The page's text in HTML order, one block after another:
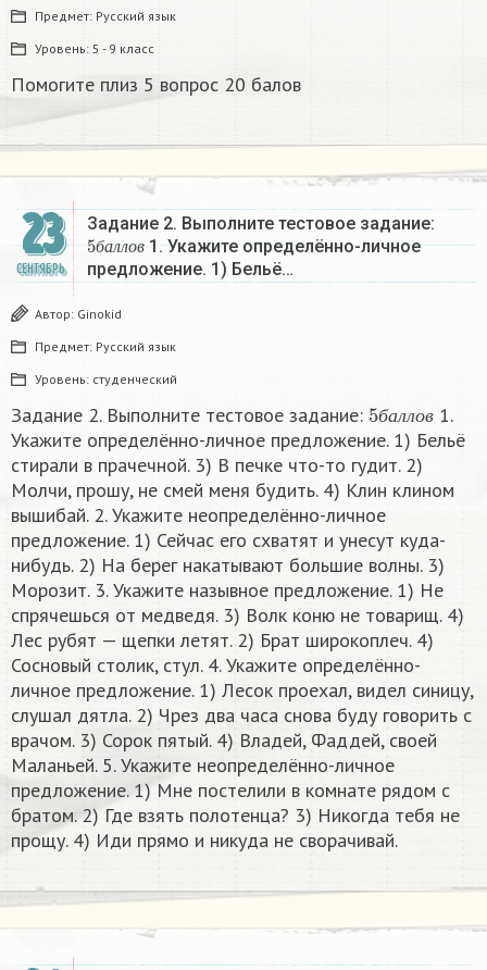
Предмет: Русский язык
Уровень: 5 - 9 класс
Помогите плиз 5 вопрос 20 балов
23
СЕНТЯБРЬ
Задание 2. Выполните тестовое задание:
баллов
5 баллов
1. Укажите определённо-личное
предложение. 1) Бельё…
Автор: Ginokid
Предмет: Русский язык
Уровень: студенческий
Задание 2. Выполните тестовое задание: балл ов
5
1.
Укажите определённо-личное предложение. 1) Бельё
стирали в прачечной. 3) В печке что-то гудит. 2)
Молчи, прошу, не смей меня будить. 4) Клин клином
вышибай. 2. Укажите неопределённо-личное
предложение. 1) Сейчас его схватят и унесут куда-
нибудь. 2) На берег накатывают большие волны. 3)
Морозит. 3. Укажите назывное предложение. 1) Не
спрячешься от медведя. 3) Волк коню не товарищ. 4)
Лес рубят — щепки летят. 2) Брат широкоплеч. 4)
Сосновый столик, стул. 4. Укажите определённо-
личное предложение. 1) Лесок проехал, видел синицу,
слушал дятла. 2) Чрез два часа снова буду говорить с
врачом. 3) Сорок пятый. 4) Владей, Фаддей, своей
Маланьей. 5. Укажите неопределённо-личное
предложение. 1) Мне постелили в комнате рядом с
братом. 2) Где взять полотенца? 3) Никогда тебя не
прощу. 4) Иди прямо и никуда не сворачивай.​